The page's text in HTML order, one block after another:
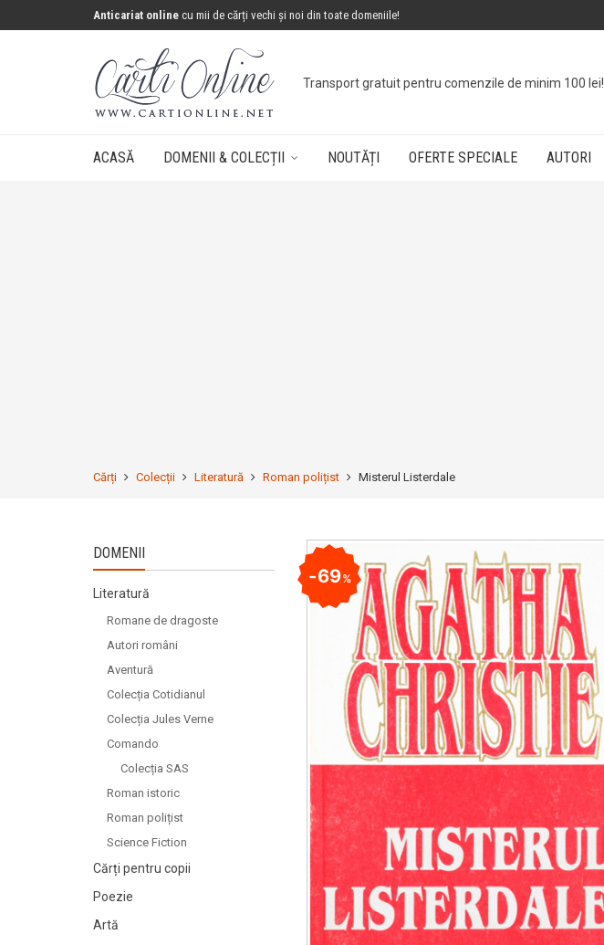
Anticariat online cu mii de cărți vechi și noi din toate domeniile!
Transport gratuit pentru comenzile de minim 100 lei!
ACASĂ DOMENII & COLECȚII NOUTĂȚI OFERTE SPECIALE AUTORI
Cărți Colecții Literatură Roman polițist Misterul Listerdale
69%
DOMENII
Literatură
Romane de dragoste
Autori români
Aventură
Colecția Cotidianul
Colecția Jules Verne
Comando
Colecția SAS
Roman istoric
Roman polițist
Science Fiction
Cărți pentru copii
Poezie
Artă